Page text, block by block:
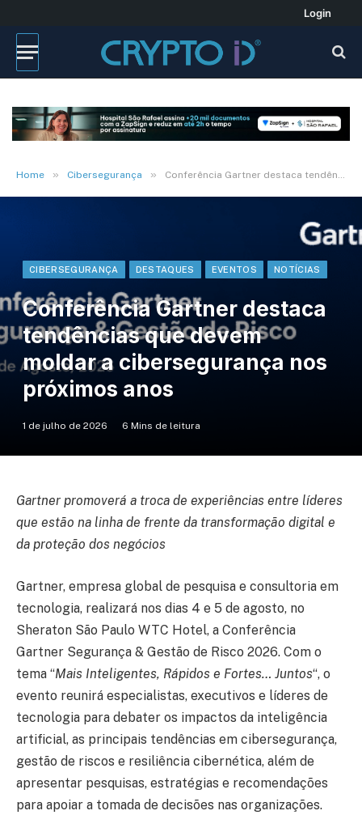
Login
Home » Cibersegurança » Conferência Gartner destaca tendências que devem moldar a cibersegurança nos próximos anos
CIBERSEGURANÇA DESTAQUES EVENTOS NOTÍCIAS
Conferência Gartner destaca
tendências que devem
moldar a cibersegurança nos
próximos anos
1 de julho de 2026 6 Mins de leitura
Gartner promoverá a troca de experiências entre líderes
que estão na linha de frente da transformação digital e
da proteção dos negócios
Gartner, empresa global de pesquisa e consultoria em
tecnologia, realizará nos dias 4 e 5 de agosto, no
Sheraton São Paulo WTC Hotel, a Conferência
Gartner Segurança & Gestão de Risco 2026. Com o
tema “Mais Inteligentes, Rápidos e Fortes… Juntos“, o
evento reunirá especialistas, executivos e líderes de
tecnologia para debater os impactos da inteligência
artificial, as principais tendências em cibersegurança,
gestão de riscos e resiliência cibernética, além de
apresentar pesquisas, estratégias e recomendações
para apoiar a tomada de decisões nas organizações.